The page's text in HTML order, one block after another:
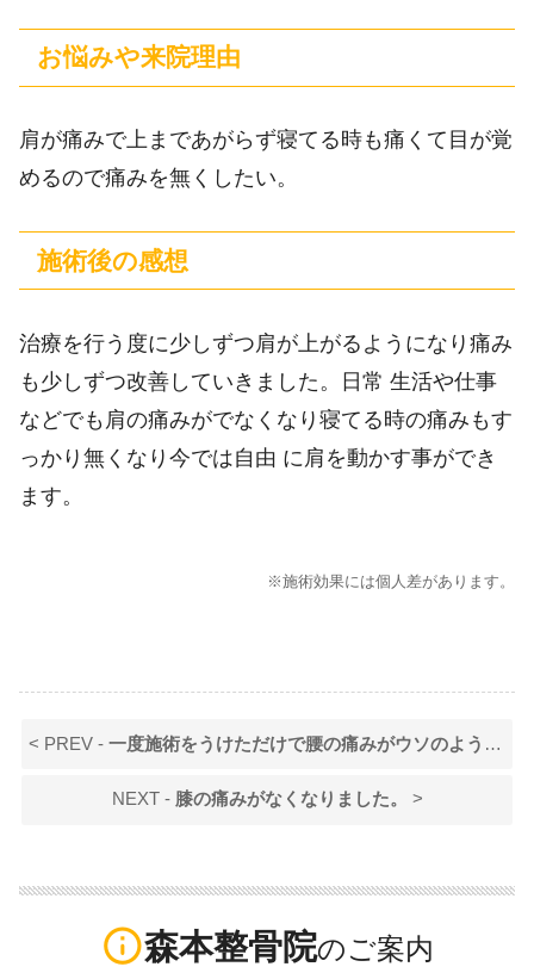
お悩みや来院理由
肩が痛みで上まであがらず寝てる時も痛くて目が覚
めるので痛みを無くしたい。
施術後の感想
治療を行う度に少しずつ肩が上がるようになり痛み
も少しずつ改善していきました。日常 生活や仕事
などでも肩の痛みがでなくなり寝てる時の痛みもす
っかり無くなり今では自由 に肩を動かす事ができ
ます。
※施術効果には個人差があります。
< PREV -一度施術をうけただけで腰の痛みがウソのように無くなりすごくびっくりしました。
NEXT - 膝の痛みがなくなりました。 >
info_outline森本整骨院